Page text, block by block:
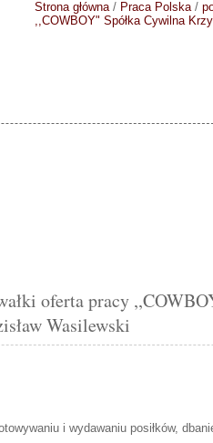
Strona główna/ Praca Polska/
,,COWBOY" Spółka Cywilna
oferta pracy
Wasilewski
i wydawaniu posiłków,